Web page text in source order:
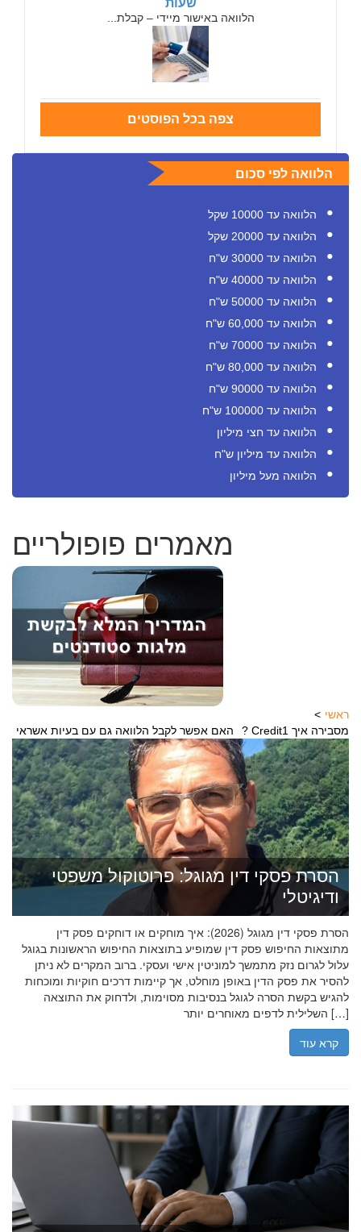
שעות
הלוואה באישור מיידי – קבלת...
צפה בכל הפוסטים
הלוואה לפי סכום
הלוואה עד 10000 שקל
הלוואה עד 20000 שקל
הלוואה עד 30000 ש"ח
הלוואה עד 40000 ש"ח
הלוואה עד 50000 ש"ח
הלוואה עד 60,000 ש"ח
הלוואה עד 70000 ש"ח
הלוואה עד 80,000 ש"ח
הלוואה עד 90000 ש"ח
הלוואה עד 100000 ש"ח
הלוואה עד חצי מיליון
הלוואה עד מיליון ש"ח
הלוואה מעל מיליון
מאמרים פופולריים
ראשי
האם אפשר לקבל הלוואה גם עם בעיות אשראי? Credit1 מסבירה איך
הסרת פסקי דין מגוגל: פרוטוקול משפטי
ודיגיטלי
הסרת פסקי דין מגוגל (2026): איך מוחקים או דוחקים פסק דין
מתוצאות החיפוש פסק דין שמופיע בתוצאות החיפוש הראשונות בגוגל
עלול לגרום נזק מתמשך למוניטין אישי ועסקי. ברוב המקרים לא ניתן
להסיר את פסק הדין באופן מוחלט, אך קיימות דרכים חוקיות ומוכחות
להגיש בקשת הסרה לגוגל בנסיבות מסוימות, ולדחוק את התוצאה
השלילית לדפים מאוחרים יותר […]
קרא עוד